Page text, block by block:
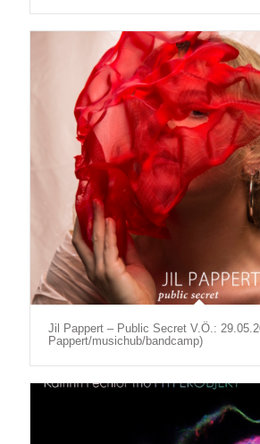
Jil Pappert – Public Secret V.Ö.:
Pappert/musichub/bandcamp)